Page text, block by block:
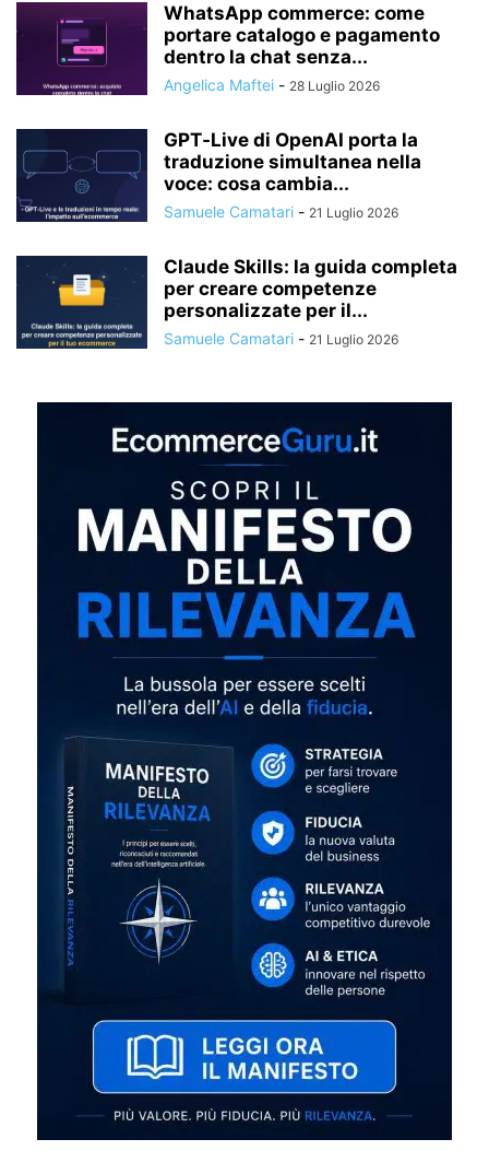
WhatsApp commerce: come
portare catalogo e pagamento
dentro la chat senza...
Angelica Maftei - 28 Luglio 2026
GPT‑Live di OpenAI porta la
traduzione simultanea nella
voce: cosa cambia...
Samuele Camatari - 21 Luglio 2026
Claude Skills: la guida completa
per creare competenze
personalizzate per il...
Samuele Camatari - 21 Luglio 2026